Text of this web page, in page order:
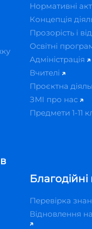
Нормативні
Концепція
Прозорість і
Освітні
Адміністрація
Вчителі
Проєктна
ЗМІ про нас
Предмети 1-11
Перевірка
Відновлення